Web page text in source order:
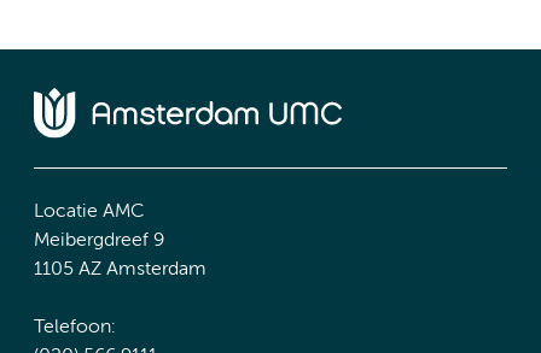
Locatie AMC
Meibergdreef 9
1105 AZ Amsterdam
Telefoon: